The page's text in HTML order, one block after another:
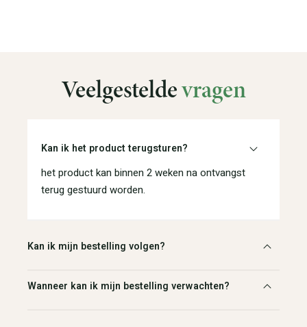
Veelgesteldevragen
Kan ik het product terugsturen?
het product kan binnen 2 weken na ontvangst
terug gestuurd worden.
Kan ik mijn bestelling volgen?
Wanneer kan ik mijn bestelling verwachten?